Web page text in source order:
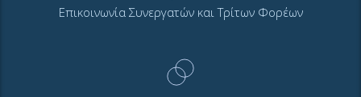
Επικοινωνία Συνεργατών και Τρίτων Φορέων